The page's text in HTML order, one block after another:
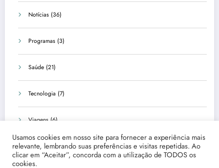
Notícias (36)
Programas (3)
Saúde (21)
Tecnologia (7)
Viagens (6)
Usamos cookies em nosso site para fornecer a experiência mais
relevante, lembrando suas preferências e visitas repetidas. Ao
clicar em “Aceitar”, concorda com a utilização de TODOS os
cookies.